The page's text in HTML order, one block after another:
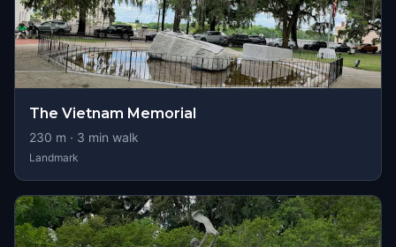
The Vietnam Memorial
230 m · 3 min walk
Landmark